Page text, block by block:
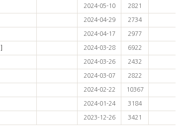
2024-05-10 2821
2024-04-29 2734
2024-04-17 2977
2024-03-28 6922
2024-03-26 2432
2024-03-07 2822
2024-02-22 10367
2024-01-24 3184
2023-12-26 3421